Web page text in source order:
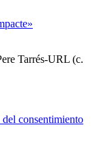
Tarrés-URL (c.
consentimiento